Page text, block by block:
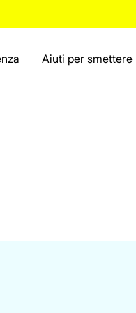
Aiuti per smettere